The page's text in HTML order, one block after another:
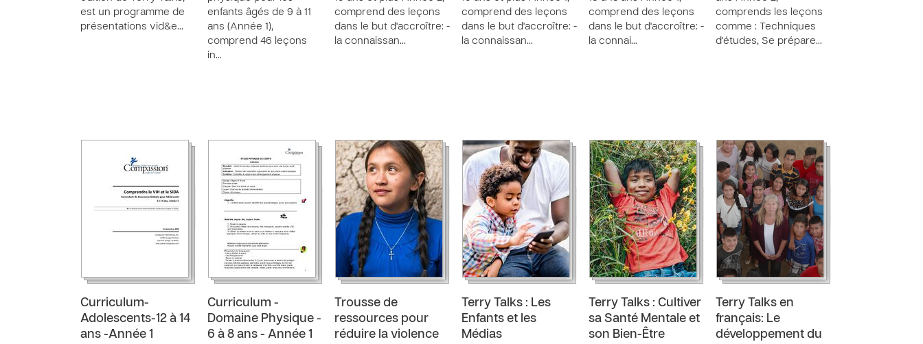
est un programme de
présentations vid&e…
enfants âgés de 9 à 11
ans (Année 1),
comprend 46 leçons
in…
comprend des leçons
dans le but d'accroître: -
la connaissan…
comprend des leçons
dans le but d'accroître: -
la connaissan…
comprend des leçons
dans le but d'accroître: -
la connai…
comprends les leçons
comme : Techniques
d'études, Se prépare…
Curriculum-
Adolescents-12 à 14
ans -Année 1
Curriculum -
Domaine Physique -
6 à 8 ans - Année 1
Trousse de
ressources pour
réduire la violence
Terry Talks : Les
Enfants et les
Médias
Terry Talks : Cultiver
sa Santé Mentale et
son Bien-Être
Terry Talks en
français: Le
développement du